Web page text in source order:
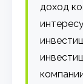
доход